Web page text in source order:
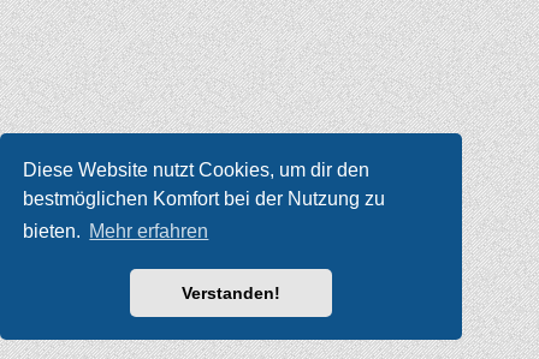
Diese Website nutzt Cookies, um dir den
bestmöglichen Komfort bei der Nutzung zu
bieten. Mehr erfahren
Verstanden!